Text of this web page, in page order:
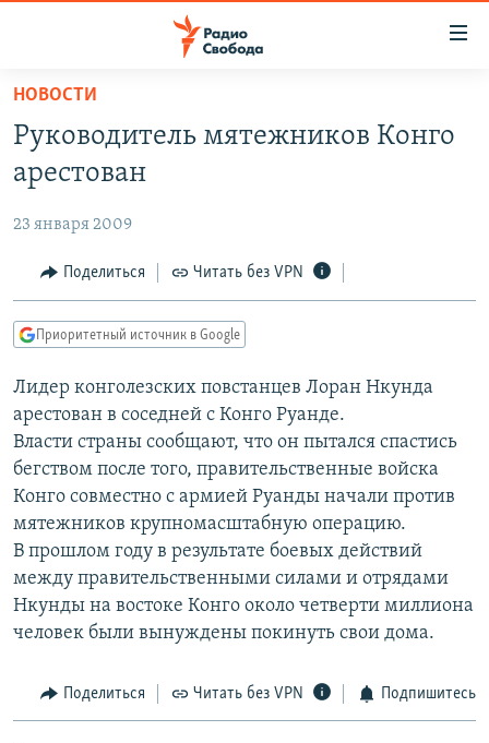
упрощенного
доступа
основному
Вернутся
главной
навигации
Вернутся
поиску
ПОДКАСТЫ
АВТОРСКИЕ ПРОЕКТЫ
ЦИТАТЫ СВОБОДЫ
МНЕНИЯ
IDEL.РЕАЛИИ
КАВКАЗ.РЕАЛИИ
СЕВЕР.РЕАЛИИ
СИБИРЬ.РЕАЛИИ
РАСПИСАНИЕ ВЕЩАНИЯ
ПОДПИШИТЕСЬ НА РАССЫЛКУ
СОЦИАЛЬНЫЕ СЕТИ
НОВОСТИ
Руководитель мятежников Конго
арестован
23 января 2009
Поделиться Читать без VPN
Приоритетный источник в Google
Лидер конголезских повстанцев Лоран Нкунда
арестован в соседней с Конго Руанде.
Власти страны сообщают, что он пытался спастись
бегством после того, правительственные войска
Конго совместно с армией Руанды начали против
мятежников крупномасштабную операцию.
В прошлом году в результате боевых действий
между правительственными силами и отрядами
Нкунды на востоке Конго около четверти миллиона
человек были вынуждены покинуть свои дома.
Поделиться Читать без VPN Подпишитесь